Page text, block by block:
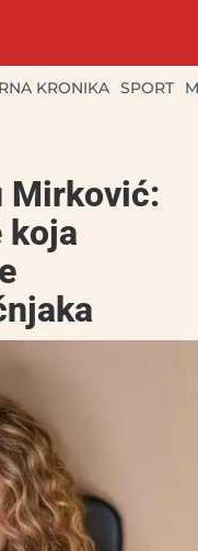
KRONIKA SPORT
Mirković:
koja